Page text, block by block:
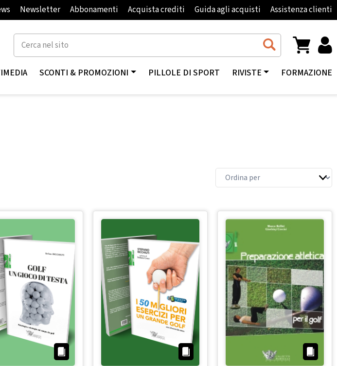
Newsletter Abbonamenti Acquista crediti Guida agli acquisti Assistenza clienti
SCONTI & PROMOZIONI PILLOLE DI SPORT RIVISTE FORMAZIONE